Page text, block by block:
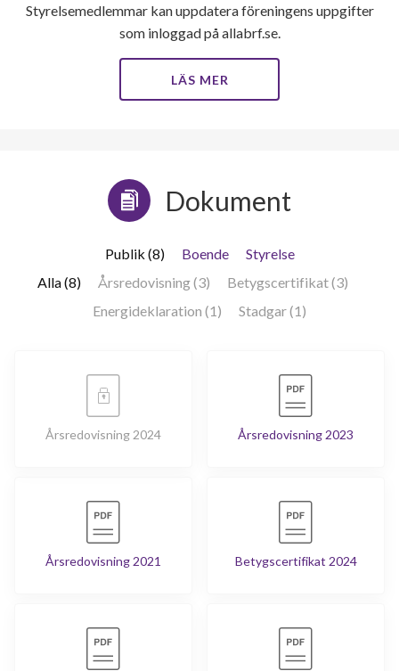
lägenheter
Styrelsemedlemmar kan uppdatera föreningens uppgifter
som inloggad på allabrf.se.
LÄS MER
Dokument
Publik (8) Boende
Styrelse
Alla (8)
Årsredovisning (3)
Betygscertifikat (3)
Energideklaration (1)
Stadgar (1)
Årsredovisning 2024 Årsredovisning 2023
Årsredovisning 2021 Betygscertifikat 2024